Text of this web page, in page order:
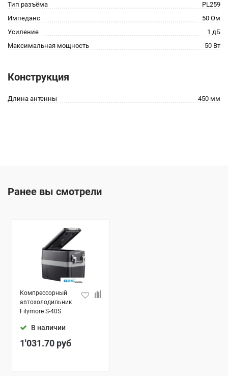
Тип разъёма
PL259
Импеданс
50 Ом
Усиление
1 дБ
Максимальная мощность
50 Вт
Конструкция
Длина антенны 450 мм
Ранее вы смотрели
Компрессорный
автохолодильник
Filymore S-40S
В наличии
1'031.70 руб